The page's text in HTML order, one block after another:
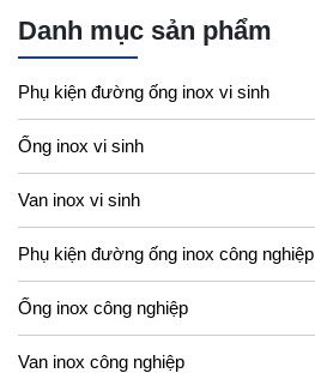
Danh mục sản phẩm
Phụ kiện đường ống inox vi sinh
Ống inox vi sinh
Van inox vi sinh
Phụ kiện đường ống inox công nghiệp
Ống inox công nghiệp
Van inox công nghiệp